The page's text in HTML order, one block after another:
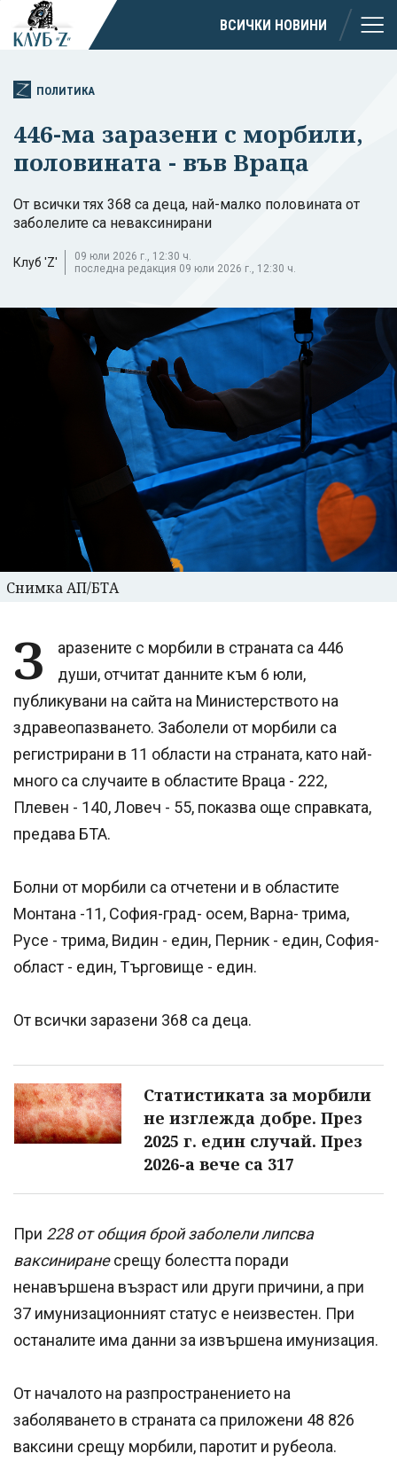
ВСИЧКИ НОВИНИ
ПОЛИТИКА
446-ма заразени с морбили,
половината - във Враца
От всички тях 368 са деца, най-малко половината от
заболелите са неваксинирани
Клуб 'Z'
09 юли 2026 г., 12:30 ч.
последна редакция 09 юли 2026 г., 12:30 ч.
Снимка АП/БТА
З
аразените с морбили в страната са 446
души, отчитат данните към 6 юли,
публикувани на сайта на Министерството на
здравеопазването. Заболели от морбили са
регистрирани в 11 области на страната, като най-
много са случаите в областите Враца - 222,
Плевен - 140, Ловеч - 55, показва още справката,
предава БТА.
Болни от морбили са отчетени и в областите
Монтана -11, София-град- осем, Варна- трима,
Русе - трима, Видин - един, Перник - един, София-
област - един, Търговище - един.
От всички заразени 368 са деца.
Статистиката за морбили
не изглежда добре. През
2025 г. един случай. През
2026-а вече са 317
При 228 от общия брой заболели липсва
ваксиниранесрещу болестта поради
ненавършена възраст или други причини, а при
37 имунизационният статус е неизвестен. При
останалите има данни за извършена имунизация.
От началото на разпространението на
заболяването в страната са приложени 48 826
ваксини срещу морбили, паротит и рубеола.